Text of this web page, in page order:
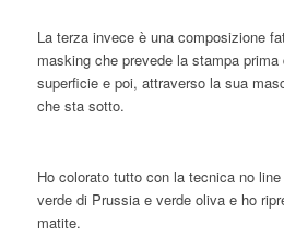
La terza invece è una composizione
masking che prevede la stampa prima
superficie e poi, attraverso la sua
che sta sotto.
Ho colorato tutto con la tecnica no
verde di Prussia e verde oliva e ho
matite.